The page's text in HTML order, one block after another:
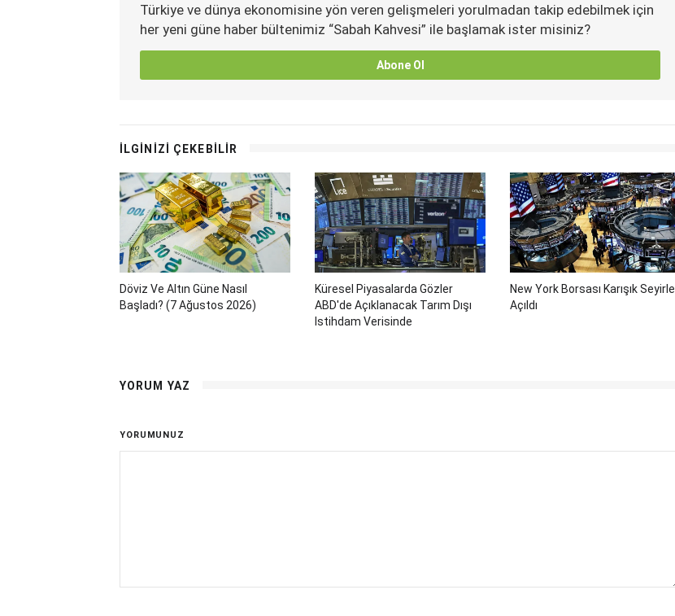
Türkiye ve dünya ekonomisine yön veren gelişmeleri yorulmadan takip edebilmek için
her yeni güne haber bültenimiz “Sabah Kahvesi” ile başlamak ister misiniz?
Abone Ol
İLGİNİZİ ÇEKEBİLİR
Döviz Ve Altın Güne Nasıl
Başladı? (7 Ağustos 2026)
Küresel Piyasalarda Gözler
ABD'de Açıklanacak Tarım Dışı
Istihdam Verisinde
New York Borsası Karışık Seyirle
Açıldı
YORUM YAZ
YORUMUNUZ